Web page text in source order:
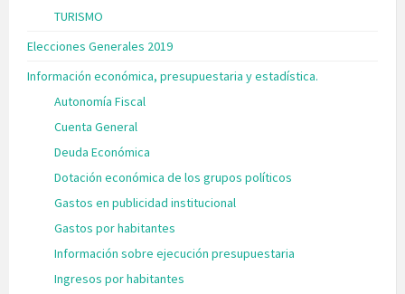
TURISMO
Elecciones Generales 2019
Información económica, presupuestaria y estadística.
Autonomía Fiscal
Cuenta General
Deuda Económica
Dotación económica de los grupos políticos
Gastos en publicidad institucional
Gastos por habitantes
Información sobre ejecución presupuestaria
Ingresos por habitantes